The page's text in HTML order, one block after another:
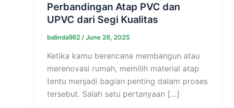
Perbandingan Atap PVC dan
UPVC dari Segi Kualitas
balinda962 /June 26, 2025
Ketika kamu berencana membangun atau
merenovasi rumah, memilih material atap
tentu menjadi bagian penting dalam proses
tersebut. Salah satu pertanyaan […]